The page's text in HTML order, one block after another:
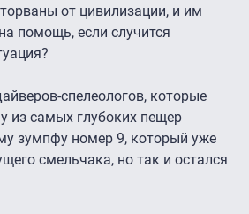
от цивилизации, и им
помощь, если случится
спелеологов, которые
из самых глубоких пещер
зумпфу номер 9, который уже
смельчака, но так и остался